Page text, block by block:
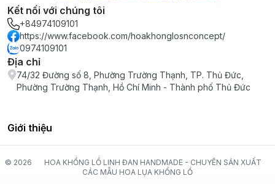
Kết nối với chúng tôi
+84974109101
https://www.facebook.com/hoakhonglosnconcept/
0974109101
Địa chỉ
74/32 Đường số 8, Phường Trường Thạnh, TP. Thủ Đức,
Phường Trường Thạnh, Hồ Chí Minh - Thành phố Thủ Đức
Giới thiệu
© 2026
HOA KHỔNG LỒ LINH ĐAN HANDMADE - CHUYÊN SẢN XUẤT
CÁC MẪU HOA LỤA KHỔNG LỒ